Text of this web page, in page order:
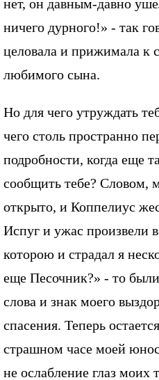
нет, он давным-давно
ничего дурного!» - так
целовала и прижимала к
любимого сына.
Но для чего утруждать
чего столь пространно
подробности, когда еще
сообщить тебе? Словом,
открыто, и Коппелиус
Испуг и ужас произвели
которою и страдал я
еще Песочник?» - то
слова и знак моего
спасения. Теперь
страшном часе моей
не ослабление глаз моих